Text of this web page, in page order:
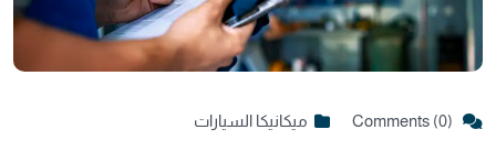
ميكانيكا السيارات